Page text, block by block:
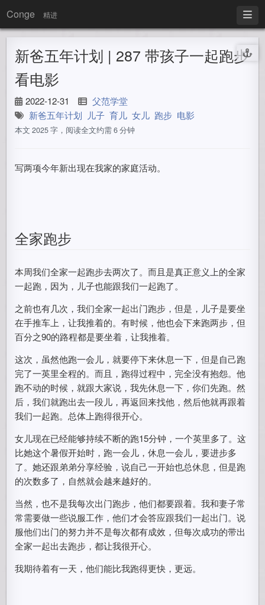
Conge 精进
新爸五年计划 | 287 带孩子一起跑步
看电影
2022-12-31
父范学堂
新爸五年计划
儿子 育儿 女儿 跑步 电影
本文 2025 字，阅读全文约需 6 分钟
写两项今年新出现在我家的家庭活动。
全家跑步
本周我们全家一起跑步去两次了。而且是真正意义上的全家
一起跑，因为，儿子也能跟我们一起跑了。
之前也有几次，我们全家一起出门跑步，但是，儿子是要坐
在手推车上，让我推着的。有时候，他也会下来跑两步，但
百分之90的路程都是要坐着，让我推着。
这次，虽然他跑一会儿，就要停下来休息一下，但是自己跑
完了一英里全程的。而且，跑得过程中，完全没有抱怨。他
跑不动的时候，就跟大家说，我先休息一下，你们先跑。然
后，我们就跑出去一段儿，再返回来找他，然后他就再跟着
我们一起跑。总体上跑得很开心。
女儿现在已经能够持续不断的跑15分钟，一个英里多了。这
比她这个暑假开始时，跑一会儿，休息一会儿，要进步多
了。她还跟弟弟分享经验，说自己一开始也总休息，但是跑
的次数多了，自然就会越来越好的。
当然，也不是我每次出门跑步，他们都要跟着。我和妻子常
常需要做一些说服工作，他们才会答应跟我们一起出门。说
服他们出门的努力并不是每次都有成效，但每次成功的带出
全家一起出去跑步，都让我很开心。
我期待着有一天，他们能比我跑得更快，更远。